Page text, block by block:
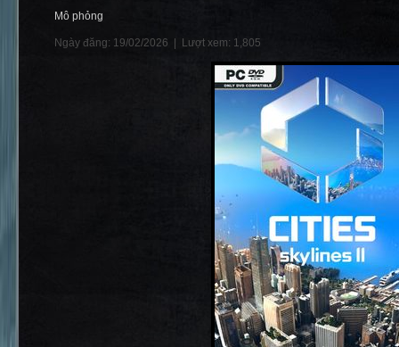
Mô phỏng
Ngày đăng: 19/02/2026 | Lượt xem: 1,805